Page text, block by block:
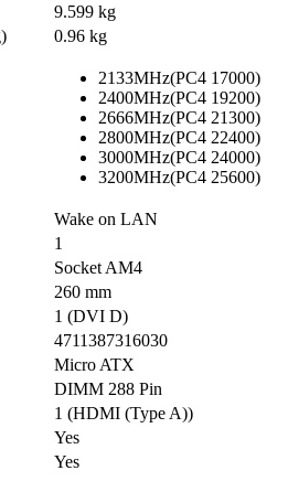
9.599 kg
0.96 kg
2133MHz(PC4 17000)
2400MHz(PC4 19200)
2666MHz(PC4 21300)
2800MHz(PC4 22400)
3000MHz(PC4 24000)
3200MHz(PC4 25600)
Wake on LAN
1
Socket AM4
260 mm
1 (DVI D)
4711387316030
Micro ATX
DIMM 288 Pin
1 (HDMI (Type A))
Yes
Yes